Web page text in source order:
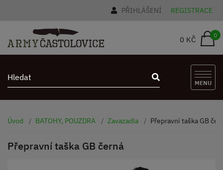
PŘIHLÁŠENÍ REGISTRACE
0 KČ 0
MENU
Úvod BATOHY, POUZDRA Zavazadla Přepravní taška GB
Přepravní taška GB černá